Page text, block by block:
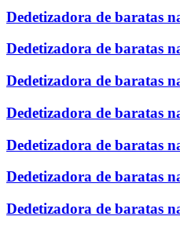
Dedetizadora de baratas
Dedetizadora de baratas
Dedetizadora de baratas
Dedetizadora de baratas
Dedetizadora de baratas
Dedetizadora de baratas
Dedetizadora de baratas